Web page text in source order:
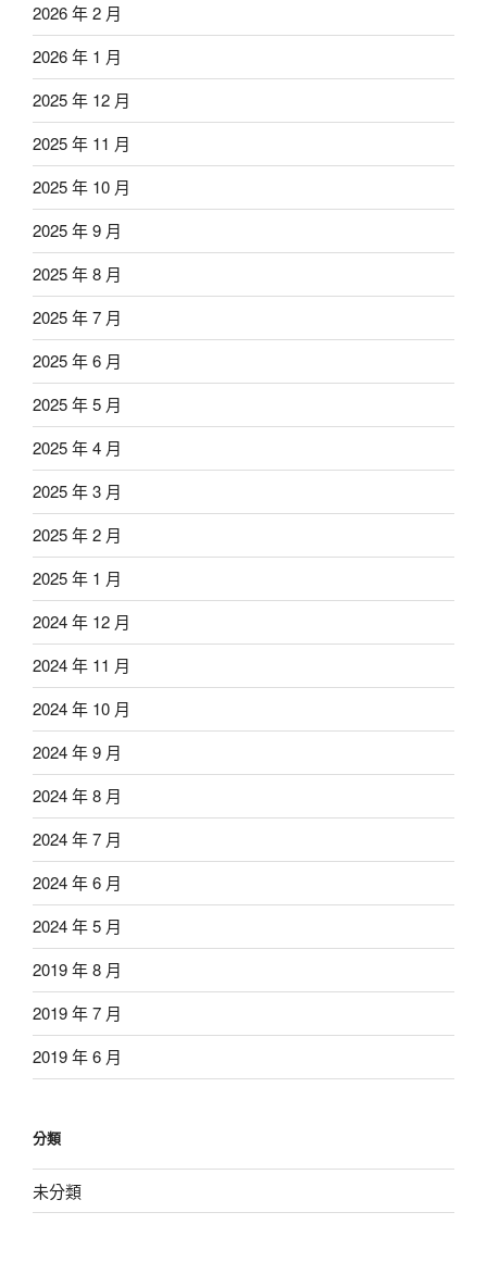
2026 年 2 月
2026 年 1 月
2025 年 12 月
2025 年 11 月
2025 年 10 月
2025 年 9 月
2025 年 8 月
2025 年 7 月
2025 年 6 月
2025 年 5 月
2025 年 4 月
2025 年 3 月
2025 年 2 月
2025 年 1 月
2024 年 12 月
2024 年 11 月
2024 年 10 月
2024 年 9 月
2024 年 8 月
2024 年 7 月
2024 年 6 月
2024 年 5 月
2019 年 8 月
2019 年 7 月
2019 年 6 月
分類
未分類